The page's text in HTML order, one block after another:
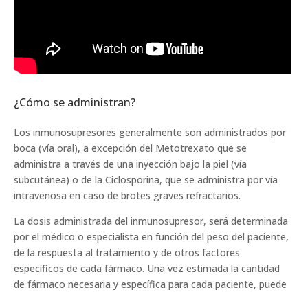
¿Cómo se administran?
Los inmunosupresores generalmente son administrados por
boca (vía oral), a excepción del Metotrexato que se
administra a través de una inyección bajo la piel (vía
subcutánea) o de la Ciclosporina, que se administra por vía
intravenosa en caso de brotes graves refractarios.
La dosis administrada del inmunosupresor, será determinada
por el médico o especialista en función del peso del paciente,
de la respuesta al tratamiento y de otros factores
específicos de cada fármaco. Una vez estimada la cantidad
de fármaco necesaria y específica para cada paciente, puede